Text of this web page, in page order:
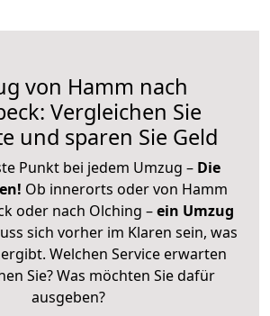
von Hamm nach
Vergleichen Sie
und sparen Sie Geld
Punkt bei jedem Umzug – Die
Ob innerorts oder von Hamm
oder nach Olching –ein Umzug
sich vorher im Klaren sein, was
Welchen Service erwarten
Sie? Was möchten Sie dafür
ausgeben?